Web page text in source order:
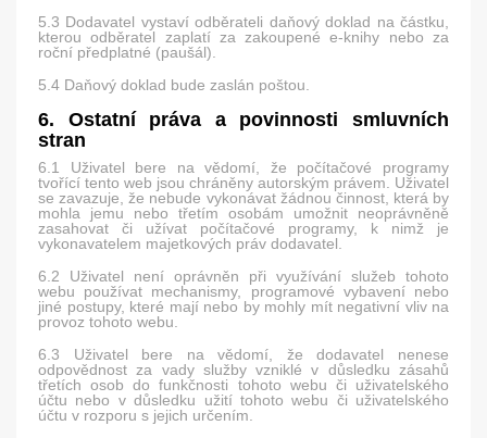
5.3 Dodavatel vystaví odběrateli daňový doklad na částku,
kterou odběratel zaplatí za zakoupené e-knihy nebo za
roční předplatné (paušál).
5.4 Daňový doklad bude zaslán poštou.
6. Ostatní práva a povinnosti smluvních
stran
6.1 Uživatel bere na vědomí, že počítačové programy
tvořící tento web jsou chráněny autorským právem. Uživatel
se zavazuje, že nebude vykonávat žádnou činnost, která by
mohla jemu nebo třetím osobám umožnit neoprávněně
zasahovat či užívat počítačové programy, k nimž je
vykonavatelem majetkových práv dodavatel.
6.2 Uživatel není oprávněn při využívání služeb tohoto
webu používat mechanismy, programové vybavení nebo
jiné postupy, které mají nebo by mohly mít negativní vliv na
provoz tohoto webu.
6.3 Uživatel bere na vědomí, že dodavatel nenese
odpovědnost za vady služby vzniklé v důsledku zásahů
třetích osob do funkčnosti tohoto webu či uživatelského
účtu nebo v důsledku užití tohoto webu či uživatelského
účtu v rozporu s jejich určením.